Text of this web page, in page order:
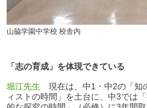
山脇学園中学校 校舎内
「志の育成」を体現できている
堀江先生 現在は、中1・中2の「知
ィストの時間」を土台に、中3では